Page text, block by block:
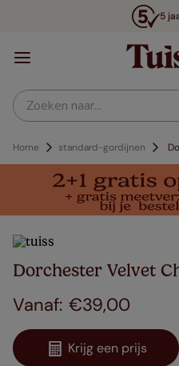
5
Zoeken naar...
Home standard-gordijnen
Dorchester Velvet
€39,00
Krijg een prijs